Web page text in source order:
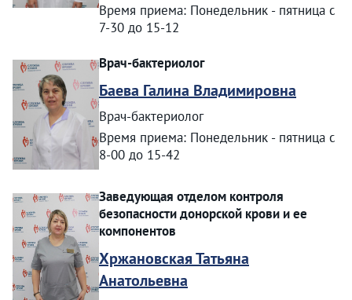
Время приема: Понедельник - пятница с
7-30 до 15-12
Врач-бактериолог
Баева Галина Владимировна
Врач-бактериолог
Время приема: Понедельник - пятница с
8-00 до 15-42
Заведующая отделом контроля
безопасности донорской крови и ее
компонентов
Хржановская Татьяна
Анатольевна